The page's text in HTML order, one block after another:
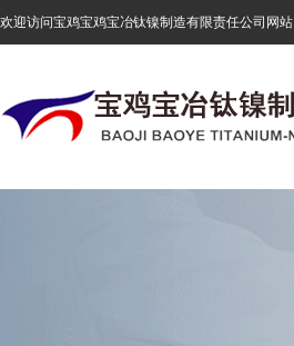
欢迎访问宝鸡宝鸡宝冶钛镍制造有限责任公司网站